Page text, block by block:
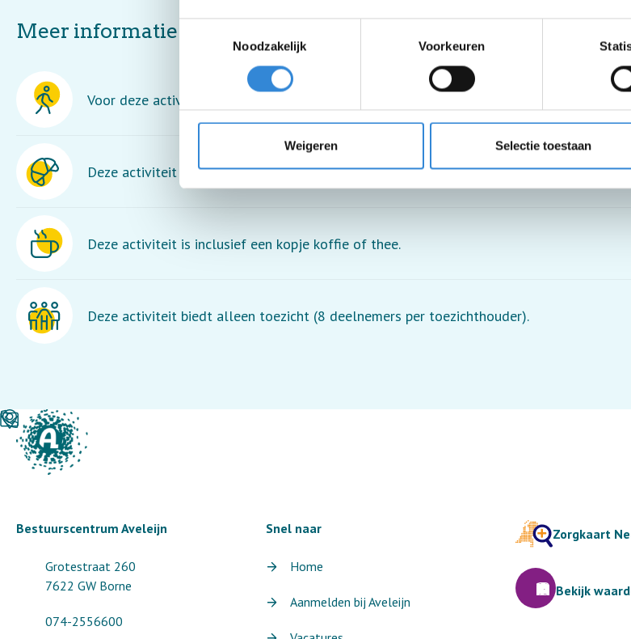
Noodzakelijk
Voorkeuren
Weigeren Selectie toestaan
Meer informatie
Voor deze activiteit moet je goed kunnen lopen.
Deze activiteit is inclusief lunch en een drankje.
Deze activiteit is inclusief een kopje koffie of thee.
Deze activiteit biedt alleen toezicht (8 deelnemers per toezichthouder).
Bestuurscentrum Aveleijn
Grotestraat 260
7622 GW Borne
074-2556600
Snel naar
Home
Aanmelden bij Aveleijn
Zorgkaart
Bekijk